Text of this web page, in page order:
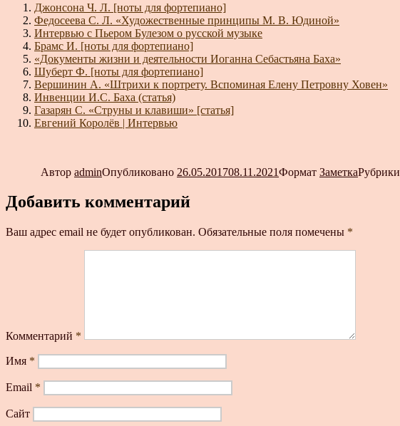
Джонсона Ч. Л. [ноты для фортепиано]
Федосеева С. Л. «Художественные принципы М. В. Юдиной»
Интервью с Пьером Булезом о русской музыке
Брамс И. [ноты для фортепиано]
«Документы жизни и деятельности Иоганна Себастьяна Баха»
Шуберт Ф. [ноты для фортепиано]
Вершинин А. «Штрихи к портрету. Вспоминая Елену Петровну Ховен»
Инвенции И.С. Баха (статья)
Газарян С. «Струны и клавиши» [статья]
Евгений Королёв | Интервью
Автор adminОпубликовано 26.05.201708.11.2021Формат ЗаметкаРубрики
Добавить комментарий
Ваш адрес email не будет опубликован. Обязательные поля помечены *
Комментарий *
Имя *
Email *
Сайт